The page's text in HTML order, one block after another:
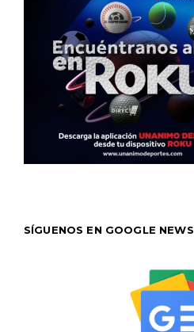
SÍGUENOS EN GOOGLE NEWS